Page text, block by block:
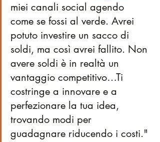
miei canali social agendo
come se fossi al verde. Avrei
potuto investire un sacco di
soldi, ma così avrei fallito. Non
avere soldi è in realtà un
vantaggio competitivo…Ti
costringe a innovare e a
perfezionare la tua idea,
trovando modi per
guadagnare riducendo i costi."